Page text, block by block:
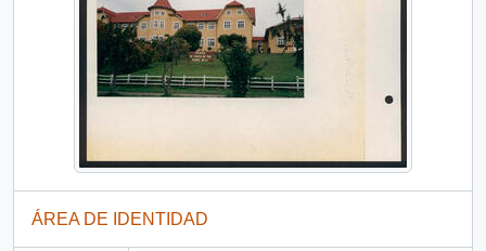
ÁREA DE IDENTIDAD